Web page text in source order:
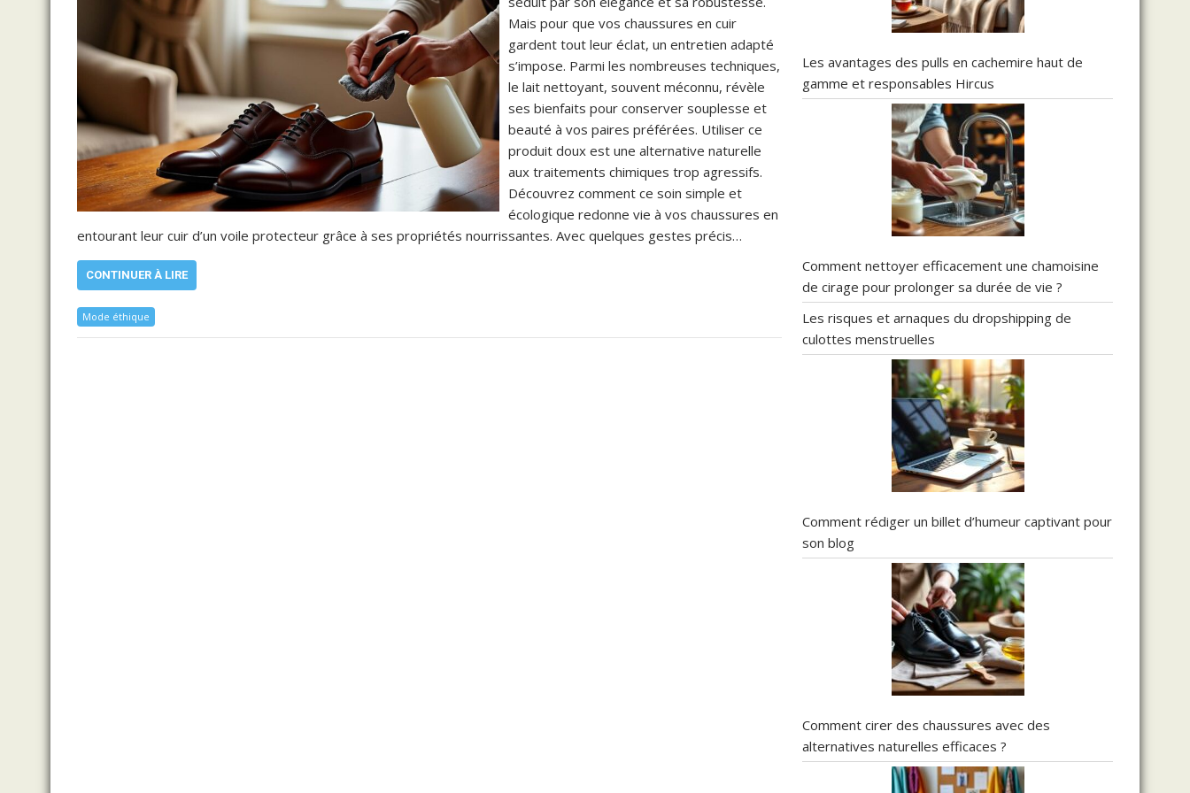
Mais pour que vos chaussures en cuir
gardent tout leur éclat, un entretien adapté
s’impose. Parmi les nombreuses techniques,
le lait nettoyant, souvent méconnu, révèle
ses bienfaits pour conserver souplesse et
beauté à vos paires préférées. Utiliser ce
produit doux est une alternative naturelle
aux traitements chimiques trop agressifs.
Découvrez comment ce soin simple et
écologique redonne vie à vos chaussures en
entourant leur cuir d’un voile protecteur grâce à ses propriétés nourrissantes. Avec quelques gestes précis…
CONTINUER À LIRE
Mode éthique
Les avantages des pulls en cachemire haut de
gamme et responsables Hircus
Comment nettoyer efficacement une chamoisine
de cirage pour prolonger sa durée de vie ?
Les risques et arnaques du dropshipping de
culottes menstruelles
Comment rédiger un billet d’humeur captivant pour
son blog
Comment cirer des chaussures avec des
alternatives naturelles efficaces ?